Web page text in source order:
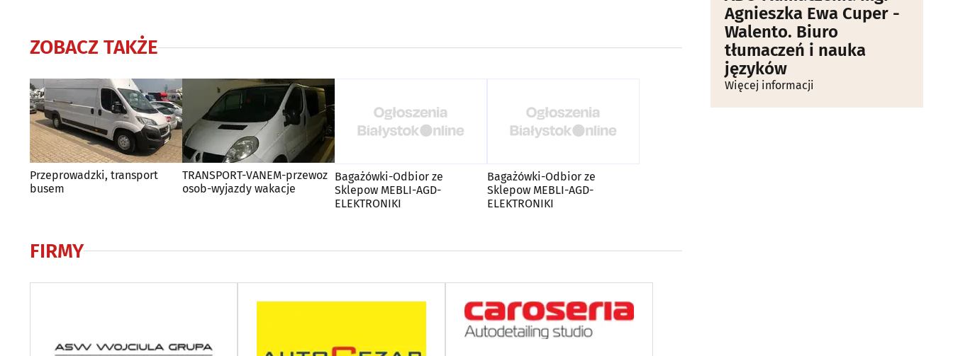
ZOBACZ TAKŻE
Przeprowadzki, transport
busem
TRANSPORT-VANEM-przewoz
osob-wyjazdy wakacje
Bagażówki-Odbior ze
Sklepow MEBLI-AGD-
ELEKTRONIKI
Bagażówki-Odbior ze
Sklepow MEBLI-AGD-
ELEKTRONIKI
FIRMY
Agnieszka Ewa Cuper -
Walento. Biuro
tłumaczeń i nauka
języków
Więcej informacji